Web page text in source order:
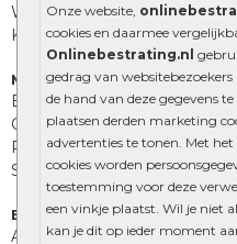
Onze website,
cookies en daarmee
Onlinebestrating.nl
gedrag van
de hand van deze gegevens
plaatsen derden marketing
advertenties te tonen. Met
cookies worden
toestemming voor deze
een vinkje plaatst. Wil je niet
kan je dit op ieder moment
Wildverband bestrating
Kingstones
Muurelementen
Betonbielzen
Opsluitbanden
Palissades
Stapelblokken
Extra benodigdheden
Afwatering en diversen